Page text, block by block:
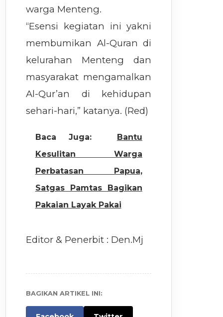
warga Menteng.
“Esensi kegiatan ini yakni
membumikan Al-Quran di
kelurahan Menteng dan
masyarakat mengamalkan
Al-Qur’an di kehidupan
sehari-hari,” katanya. (Red)
Baca Juga:
Bantu
Kesulitan Warga
Perbatasan Papua,
Satgas Pamtas Bagikan
Pakaian Layak Pakai
Editor & Penerbit : Den.Mj
BAGIKAN ARTIKEL INI: